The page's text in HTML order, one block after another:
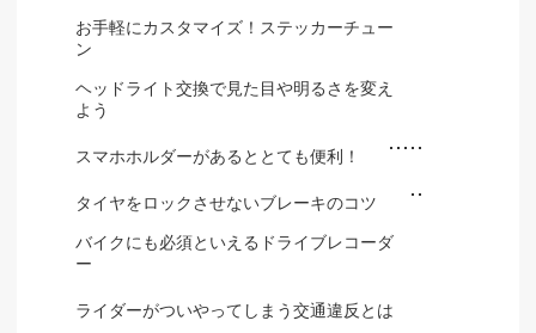
お手軽にカスタマイズ！ステッカーチュー
ン
ヘッドライト交換で見た目や明るさを変え
よう
スマホホルダーがあるととても便利！
タイヤをロックさせないブレーキのコツ
バイクにも必須といえるドライブレコーダ
ー
ライダーがついやってしまう交通違反とは